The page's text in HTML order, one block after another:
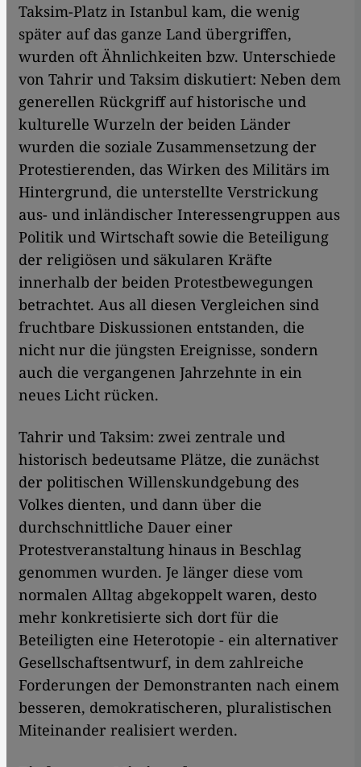
Taksim-Platz in Istanbul kam, die wenig
später auf das ganze Land übergriffen,
wurden oft Ähnlichkeiten bzw. Unterschiede
von Tahrir und Taksim diskutiert: Neben dem
generellen Rückgriff auf historische und
kulturelle Wurzeln der beiden Länder
wurden die soziale Zusammensetzung der
Protestierenden, das Wirken des Militärs im
Hintergrund, die unterstellte Verstrickung
aus- und inländischer Interessengruppen aus
Politik und Wirtschaft sowie die Beteiligung
der religiösen und säkularen Kräfte
innerhalb der beiden Protestbewegungen
betrachtet. Aus all diesen Vergleichen sind
fruchtbare Diskussionen entstanden, die
nicht nur die jüngsten Ereignisse, sondern
auch die vergangenen Jahrzehnte in ein
neues Licht rücken.
Tahrir und Taksim: zwei zentrale und
historisch bedeutsame Plätze, die zunächst
der politischen Willenskundgebung des
Volkes dienten, und dann über die
durchschnittliche Dauer einer
Protestveranstaltung hinaus in Beschlag
genommen wurden. Je länger diese vom
normalen Alltag abgekoppelt waren, desto
mehr konkretisierte sich dort für die
Beteiligten eine Heterotopie - ein alternativer
Gesellschaftsentwurf, in dem zahlreiche
Forderungen der Demonstranten nach einem
besseren, demokratischeren, pluralistischen
Miteinander realisiert werden.